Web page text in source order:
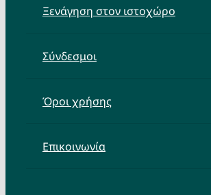
Ξενάγηση στον ιστοχώρο
Σύνδεσμοι
Όροι χρήσης
Επικοινωνία